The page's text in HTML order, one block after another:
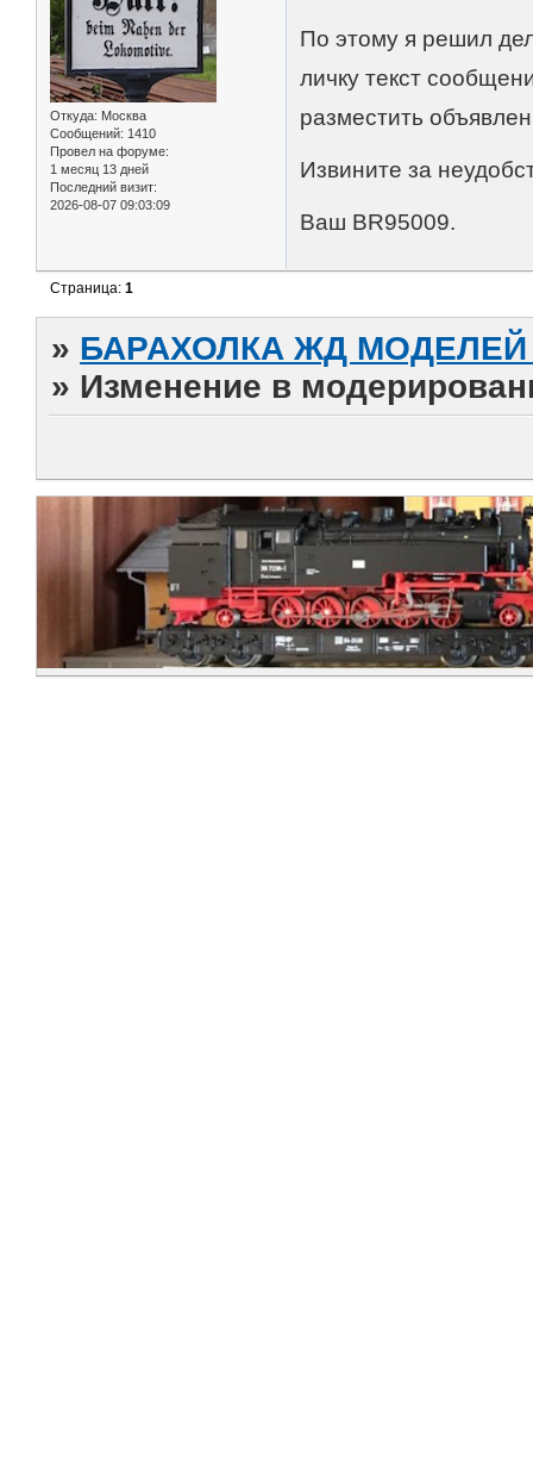
Откуда: Москва
Сообщений: 1410
Провел на форуме:
1 месяц 13 дней
Последний визит:
2026-08-07 09:03:09
По этому я решил
личку текст
разместить
Извините за
Ваш BR95009.
Страница:1
» БАРАХОЛКА ЖД МОДЕЛЕЙ
» Изменение в